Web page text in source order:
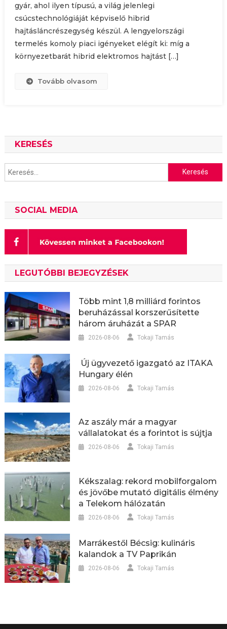
gyár, ahol ilyen típusú, a világ jelenlegi
csúcstechnológiáját képviselő hibrid
hajtásláncrészegység készül. A lengyelországi
termelés komoly piaci igényeket elégít ki: míg a
környezetbarát hibrid elektromos hajtást […]
Tovább olvasom
KERESÉS
Keresés:
SOCIAL MEDIA
LEGUTÓBBI BEJEGYZÉSEK
Több mint 1,8 milliárd forintos
beruházással korszerűsítette
három áruházát a SPAR
2026-08-06 Tokaji Tamás
Új ügyvezető igazgató az ITAKA
Hungary élén
2026-08-06 Tokaji Tamás
Az aszály már a magyar
vállalatokat és a forintot is sújtja
2026-08-06 Tokaji Tamás
Kékszalag: rekord mobilforgalom
és jövőbe mutató digitális élmény
a Telekom hálózatán
2026-08-06 Tokaji Tamás
Marrákestől Bécsig: kulináris
kalandok a TV Paprikán
2026-08-06 Tokaji Tamás